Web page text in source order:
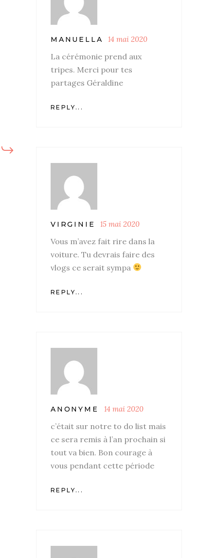
MANUELLA 14 mai 2020
La cérémonie prend aux
tripes. Merci pour tes
partages Géraldine
REPLY...
VIRGINIE 15 mai 2020
Vous m’avez fait rire dans la
voiture. Tu devrais faire des
vlogs ce serait sympa
REPLY...
ANONYME 14 mai 2020
c’était sur notre to do list mais
ce sera remis à l’an prochain si
tout va bien. Bon courage à
vous pendant cette période
REPLY...